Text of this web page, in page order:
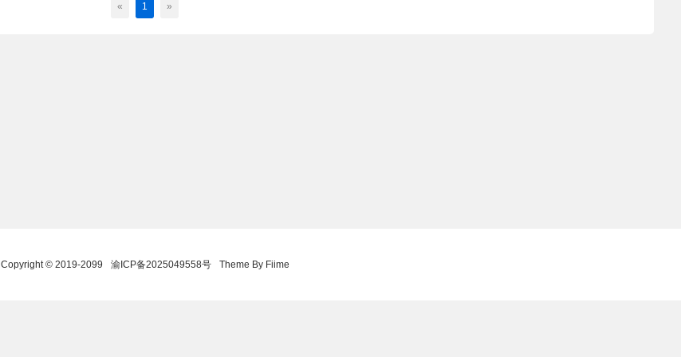
« 1 »
Copyright © 2019-2099 渝ICP备2025049558号 Theme By Fiime